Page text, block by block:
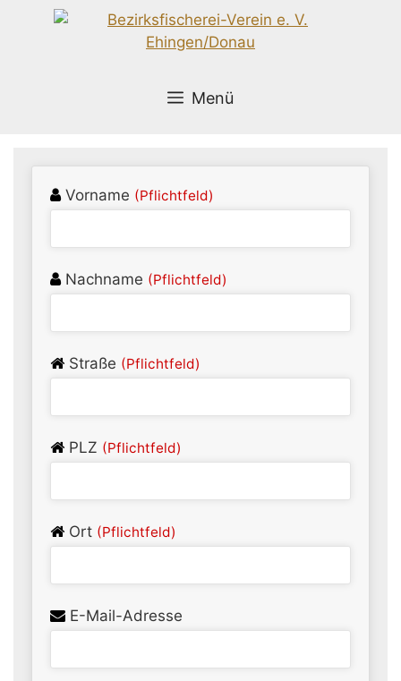
Menü
Vorname (Pflichtfeld)
Nachname (Pflichtfeld)
Straße (Pflichtfeld)
PLZ (Pflichtfeld)
Ort (Pflichtfeld)
E-Mail-Adresse